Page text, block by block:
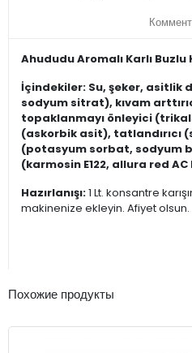
Ahududu Aromalı Karlı Buzlu
İçindekiler: Su, şeker, asitlik
sodyum sitrat), kıvam
topaklanmayı önleyici
(askorbik asit), tatlandırıcı
(potasyum sorbat, sodyum
(karmosin E122, allura red AC
Hazırlanışı:1 Lt. konsantre
makinenize ekleyin. Afiyet olsun.
Похожие продукты